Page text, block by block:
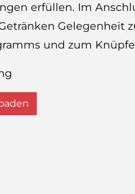
erfüllen. Im
Gelegenheit
und zum